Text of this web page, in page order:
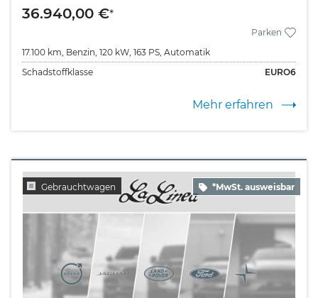
36.940,00 €*
Parken
17.100 km, Benzin, 120 kW, 163 PS, Automatik
Schadstoffklasse
EURO6
Mehr erfahren
Gebrauchtwagen *MwSt. ausweisbar